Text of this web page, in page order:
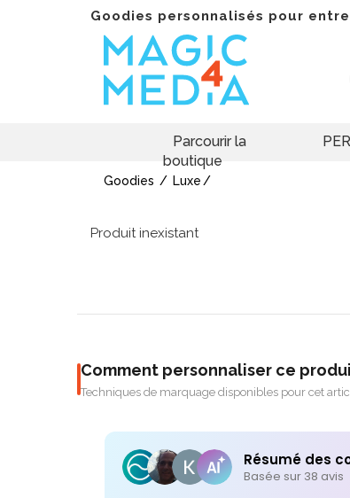
Goodies personnalisés pour
Parcourir la
boutique
Goodies Luxe
Produit inexistant
Comment personnaliser ce
Techniques de marquage disponibles pour cet
Basée sur 38 avis